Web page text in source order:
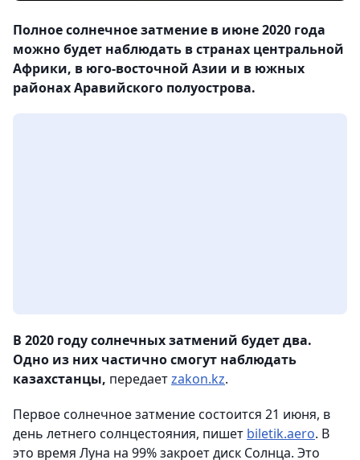
Полное солнечное затмение в июне 2020 года
можно будет наблюдать в странах центральной
Африки, в юго-восточной Азии и в южных
районах Аравийского полуострова.
В 2020 году солнечных затмений будет два.
Одно из них частично смогут наблюдать
казахстанцы, передаетzakon.kz.
Первое солнечное затмение состоится 21 июня, в
день летнего солнцестояния, пишет biletik.aero. В
это время Луна на 99% закроет диск Солнца. Это